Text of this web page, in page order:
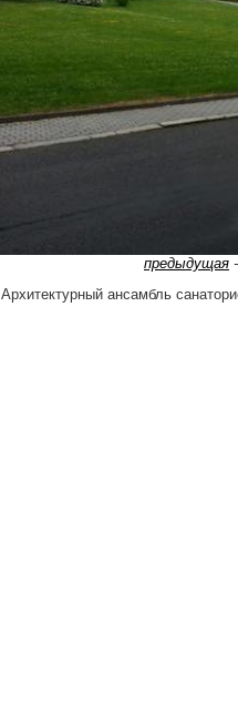
предыдущая
Архитектурный ансамбль